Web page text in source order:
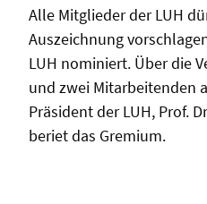
Alle Mitglieder der LUH
Auszeichnung
LUH nominiert. Über die
und zwei Mitarbeitenden
Präsident der LUH, Prof.
beriet das Gremium.